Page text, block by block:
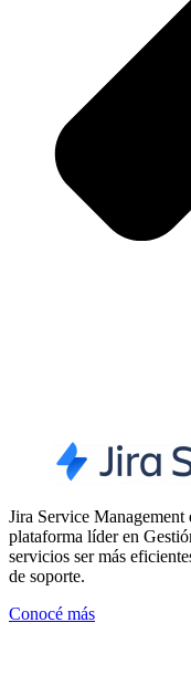
Jira Service
plataforma líder en
servicios ser más
de soporte.
Conocé más